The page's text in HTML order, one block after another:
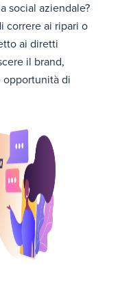
social aziendale?
correre ai ripari o
ai diretti
il brand,
opportunità di